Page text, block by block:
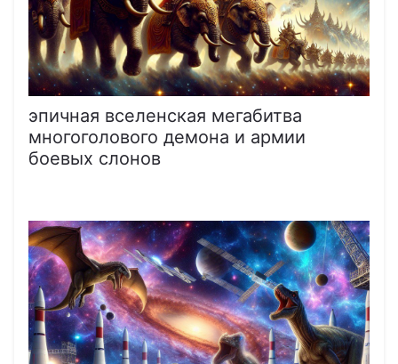
эпичная вселенская мегабитва
многоголового демона и армии
боевых слонов